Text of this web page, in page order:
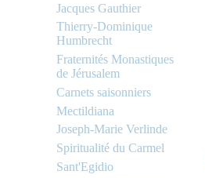
Jacques Gauthier
Thierry-Dominique
Humbrecht
Fraternités Monastiques
de Jérusalem
Carnets saisonniers
Mectildiana
Joseph-Marie Verlinde
Spiritualité du Carmel
Sant'Egidio